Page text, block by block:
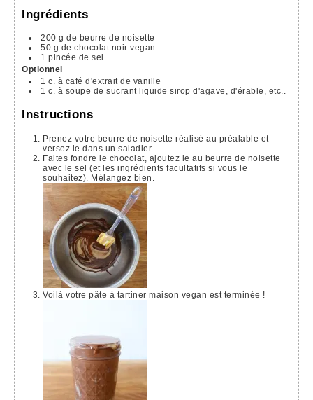
Ingrédients
200 g de beurre de noisette
50 g de chocolat noir vegan
1 pincée de sel
Optionnel
1 c. à café d'extrait de vanille
1 c. à soupe de sucrant liquide sirop d'agave, d'érable, etc..
Instructions
Prenez votre beurre de noisette réalisé au préalable et
versez le dans un saladier.
Faites fondre le chocolat, ajoutez le au beurre de noisette
avec le sel (et les ingrédients facultatifs si vous le
souhaitez). Mélangez bien.
Voilà votre pâte à tartiner maison vegan est terminée !